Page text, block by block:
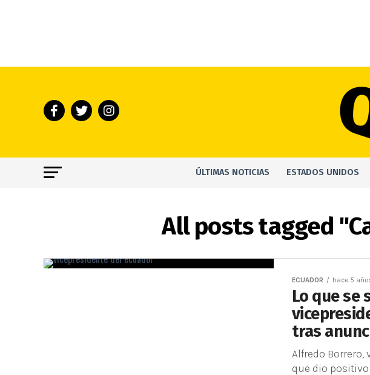
ÚLTIMAS NOTICIAS ESTADOS UNIDOS
All posts tagged
ECUADOR hace 5
Lo que se
tras
Alfredo Borrero,
que dio positivo